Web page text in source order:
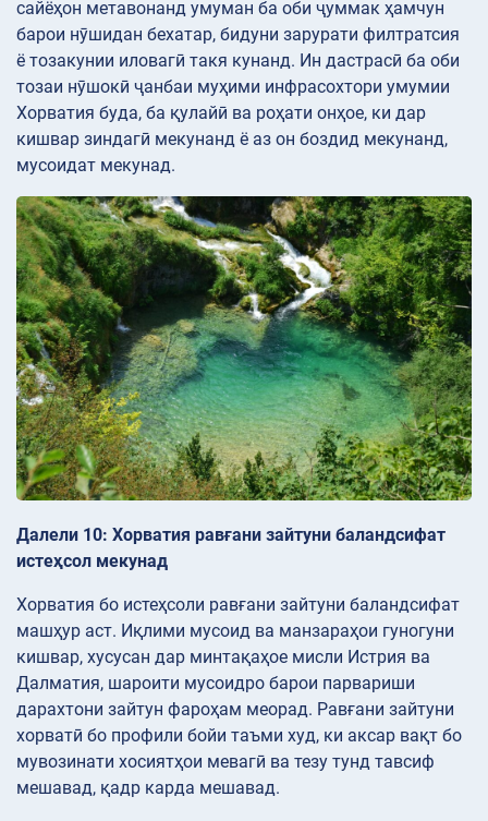
сайёҳон метавонанд умуман ба оби ҷуммак ҳамчун
барои нӯшидан бехатар, бидуни зарурати филтратсия
ё тозакунии иловагӣ такя кунанд. Ин дастрасӣ ба оби
тозаи нӯшокӣ ҷанбаи муҳими инфрасохтори умумии
Хорватия буда, ба қулайӣ ва роҳати онҳое, ки дар
кишвар зиндагӣ мекунанд ё аз он боздид мекунанд,
мусоидат мекунад.
Далели 10: Хорватия равғани зайтуни баландсифат
истеҳсол мекунад
Хорватия бо истеҳсоли равғани зайтуни баландсифат
машҳур аст. Иқлими мусоид ва манзараҳои гуногуни
кишвар, хусусан дар минтақаҳое мисли Истрия ва
Далматия, шароити мусоидро барои парвариши
дарахтони зайтун фароҳам меорад. Равғани зайтуни
хорватӣ бо профили бойи таъми худ, ки аксар вақт бо
мувозинати хосиятҳои мевагӣ ва тезу тунд тавсиф
мешавад, қадр карда мешавад.